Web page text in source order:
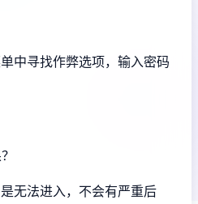
中寻找作弊选项，输入密码
无法进入，不会有严重后